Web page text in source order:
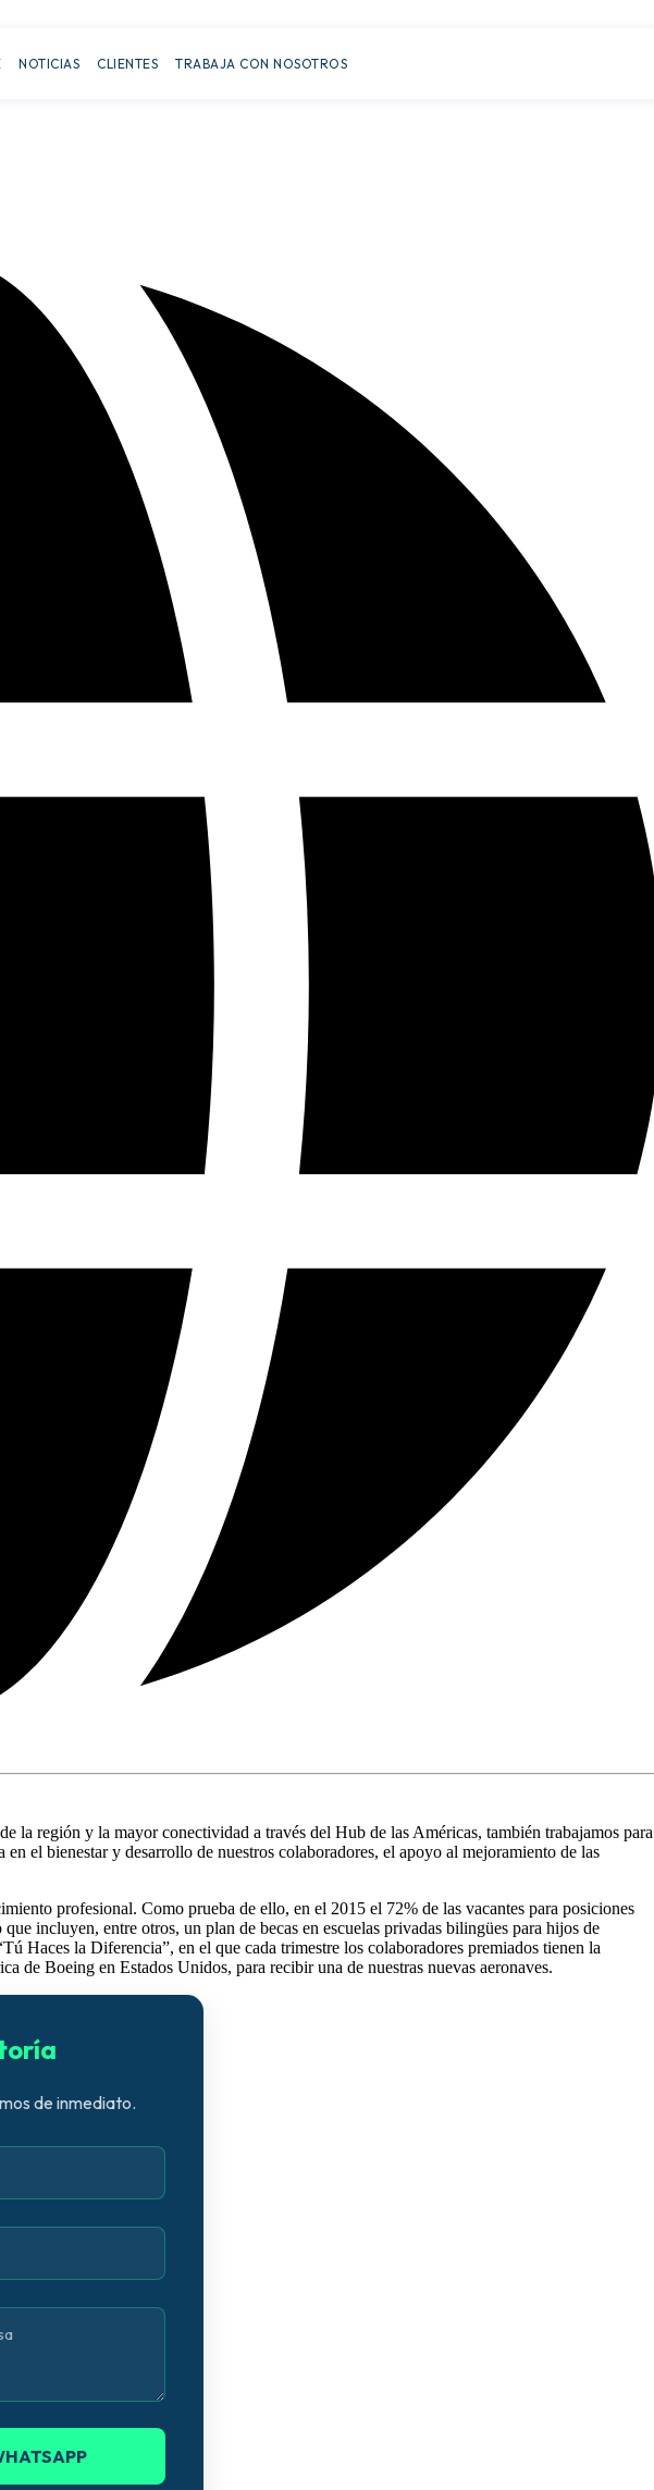
NOTICIAS CLIENTES TRABAJA CON NOSOTROS
la región y la mayor conectividad a través del Hub de las Américas, también trabajamos para
el bienestar y desarrollo de nuestros colaboradores, el apoyo al mejoramiento de las
profesional. Como prueba de ello, en el 2015 el 72% de las vacantes para posiciones
incluyen, entre otros, un plan de becas en escuelas privadas bilingües para hijos de
Haces la Diferencia”, en el que cada trimestre los colaboradores premiados tienen la
de Boeing en Estados Unidos, para recibir una de nuestras nuevas aeronaves.
de inmediato.